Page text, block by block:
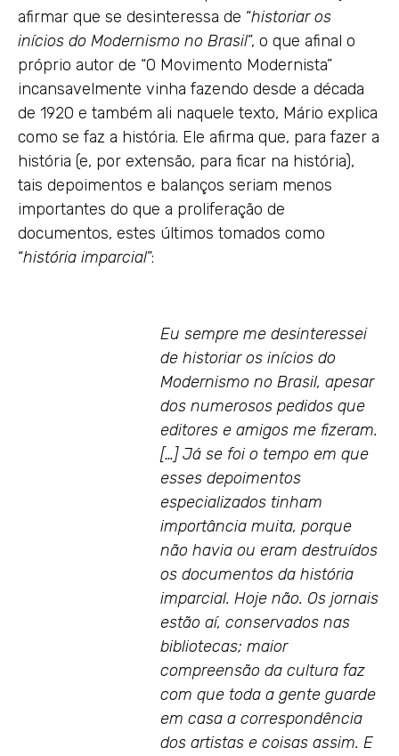
afirmar que se desinteressa de “historiar os
inícios do Modernismo no Brasil”, o que afinal o
próprio autor de “O Movimento Modernista”
incansavelmente vinha fazendo desde a década
de 1920 e também ali naquele texto, Mário explica
como se faz a história. Ele afirma que, para fazer a
história (e, por extensão, para ficar na história),
tais depoimentos e balanços seriam menos
importantes do que a proliferação de
documentos, estes últimos tomados como
“história imparcial”:
Eu sempre me desinteressei
de historiar os inícios do
Modernismo no Brasil, apesar
dos numerosos pedidos que
editores e amigos me fizeram.
[…] Já se foi o tempo em que
esses depoimentos
especializados tinham
importância muita, porque
não havia ou eram destruídos
os documentos da história
imparcial. Hoje não. Os jornais
estão aí, conservados nas
bibliotecas; maior
compreensão da cultura faz
com que toda a gente guarde
em casa a correspondência
dos artistas e coisas assim. E